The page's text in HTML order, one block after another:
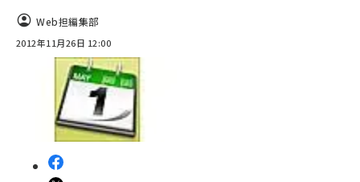
Web担編集部
2012年11月26日 12:00